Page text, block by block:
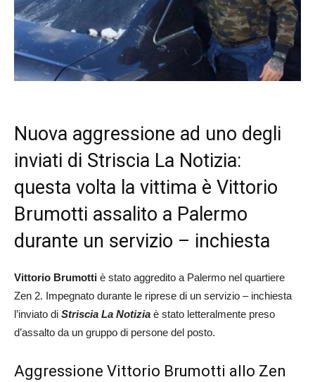
Nuova aggressione ad uno degli
inviati di Striscia La Notizia:
questa volta la vittima è Vittorio
Brumotti assalito a Palermo
durante un servizio – inchiesta
Vittorio Brumotti è stato aggredito a Palermo nel quartiere
Zen 2. Impegnato durante le riprese di un servizio – inchiesta
l’inviato di Striscia La Notizia è stato letteralmente preso
d’assalto da un gruppo di persone del posto.
Aggressione Vittorio Brumotti allo Zen